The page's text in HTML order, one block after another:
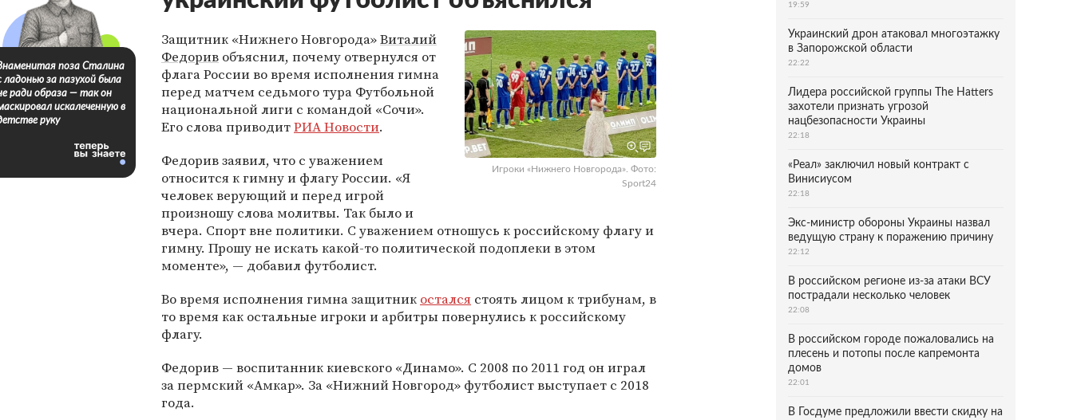
Игроки «Нижнего Новгорода». Фото:
Sport24
Защитник «Нижнего Новгорода»Виталий
Федорив объяснил, почему отвернулся от
флага России во время исполнения гимна
перед матчем седьмого тура Футбольной
национальной лиги с командой «Сочи».
Его слова приводитРИА Новости.
Федорив заявил, что с уважением
относится к гимну и флагу России. «Я
человек верующий и перед игрой
произношу слова молитвы. Так было и
вчера. Спорт вне политики. С уважением отношусь к российскому флагу и
гимну. Прошу не искать какой-то политической подоплеки в этом
моменте», — добавил футболист.
Во время исполнения гимна защитник остался стоять лицом к трибунам, в
то время как остальные игроки и арбитры повернулись к российскому
флагу.
Федорив — воспитанник киевского «Динамо». С 2008 по 2011 год он играл
за пермский «Амкар». За «Нижний Новгород» футболист выступает с 2018
года.
поза Сталина
ладонью за пазухой была
ради образа — так он
искалеченную в
руку
19:59
Украинский дрон атаковал многоэтажку
в Запорожской области
22:22
Лидера российской группы The Hatters
захотели признать угрозой
нацбезопасности Украины
22:18
«Реал» заключил новый контракт с
Винисиусом
22:18
Экс-министр обороны Украины назвал
ведущую страну к поражению причину
22:12
В российском регионе из-за атаки ВСУ
пострадали несколько человек
22:08
В российском городе пожаловались на
плесень и потопы после капремонта
домов
22:01
В Госдуме предложили ввести скидку на